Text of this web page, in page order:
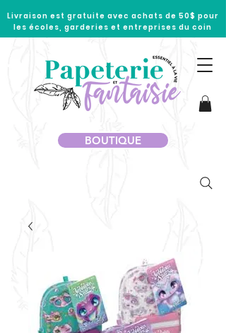
Livraison est gratuite avec achats de 50$ pour
les écoles, garderies et entreprises du coin
BOUTIQUE